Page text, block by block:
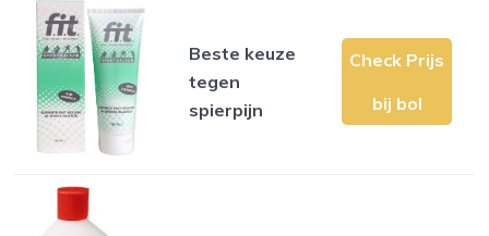
Beste keuze
tegen
spierpijn
Check Prijs
bij bol